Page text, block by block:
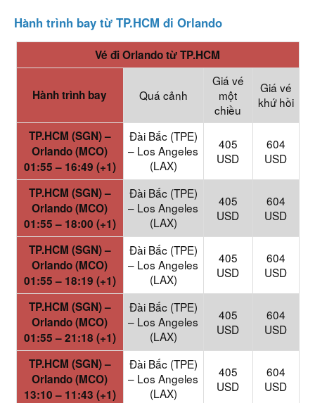
Hành trình bay từ TP.HCM đi Orlando
Vé điOrlando từ TP.HCM
Hành trình bay Quá cảnh
Giá vé
một
chiều
Giá vé
khứ hồi
TP.HCM (SGN) –
Orlando (MCO)
01:55 – 16:49 (+1)
Đài Bắc (TPE)
– Los Angeles
(LAX)
405
USD
604
USD
TP.HCM (SGN) –
Orlando (MCO)
01:55 – 18:00 (+1)
Đài Bắc (TPE)
– Los Angeles
(LAX)
405
USD
604
USD
TP.HCM (SGN) –
Orlando (MCO)
01:55 – 18:19 (+1)
Đài Bắc (TPE)
– Los Angeles
(LAX)
405
USD
604
USD
TP.HCM (SGN) –
Orlando (MCO)
01:55 – 21:18 (+1)
Đài Bắc (TPE)
– Los Angeles
(LAX)
405
USD
604
USD
TP.HCM (SGN) –
Orlando (MCO)
13:10 – 11:43 (+1)
Đài Bắc (TPE)
– Los Angeles
(LAX)
405
USD
604
USD